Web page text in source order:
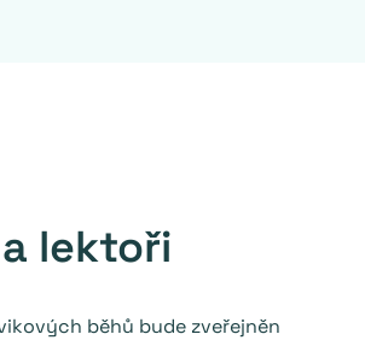
lektoři
běhů bude zveřejněn